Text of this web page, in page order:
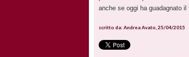
anche se oggi ha guadagnato
scritto da: Andrea Avato, 25/04/2015